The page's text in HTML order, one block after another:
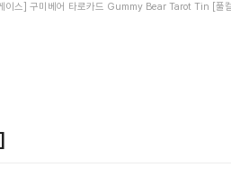
이스] 구미베어 타로카드 Gummy Bear Tarot Tin [풀컬